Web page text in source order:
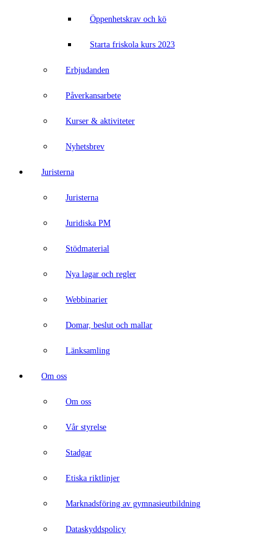
Öppenhetskrav och kö
Starta friskola kurs 2023
Erbjudanden
Påverkansarbete
Kurser & aktiviteter
Nyhetsbrev
Juristerna
Juristerna
Juridiska PM
Stödmaterial
Nya lagar och regler
Webbinarier
Domar, beslut och mallar
Länksamling
Om oss
Om oss
Vår styrelse
Stadgar
Etiska riktlinjer
Marknadsföring av gymnasieutbildning
Dataskyddspolicy